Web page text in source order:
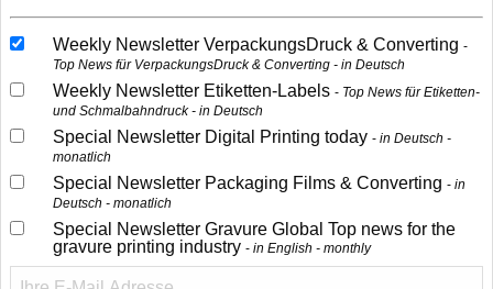
Weekly Newsletter VerpackungsDruck & Converting
Top News für VerpackungsDruck & Converting - in Deutsch
Weekly Newsletter Etiketten-Labels
Top News für Etiketten-
und Schmalbahndruck - in Deutsch
Special Newsletter Digital Printing today
in Deutsch -
monatlich
Special Newsletter Packaging Films & Converting
in
Deutsch - monatlich
Special Newsletter Gravure Global Top news for the
gravure printing industry
in English - monthly